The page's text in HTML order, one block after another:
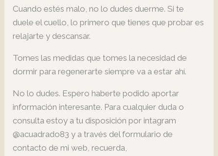
Cuando estés malo, no lo dudes duerme. Si te
duele el cuello, lo primero que tienes que probar es
relajarte y descansar.
Tomes las medidas que tomes la necesidad de
dormir para regenerarte siempre va a estar ahí.
No lo dudes. Espero haberte podido aportar
información interesante. Para cualquier duda o
consulta estoy a tu disposición por intagram
@acuadrado83 y a través del formulario de
contacto de mi web, recuerda,